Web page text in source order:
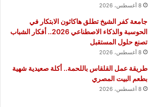
8 أغسطس، 2026
جامعة كفر الشيخ تطلق هاكاثون الابتكار في
الحوسبة والذكاء الاصطناعي 2026.. أفكار الشباب
تصنع حلول المستقبل
8 أغسطس، 2026
طريقة عمل القلقاس باللحمة.. أكلة صعيدية شهية
بطعم البيت المصري
8 أغسطس، 2026